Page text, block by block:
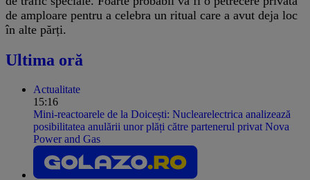
de amploare pentru a celebra un ritual care a avut deja loc
în alte părți.
Ultima oră
Actualitate
15:16
Mini-reactoarele de la Doicești: Nuclearelectrica analizează
posibilitatea anulării unor plăți către partenerul privat Nova
Power and Gas